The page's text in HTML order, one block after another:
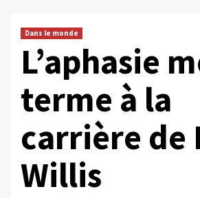
Dans le monde
L’aphasie
terme à la
carrière de
Willis